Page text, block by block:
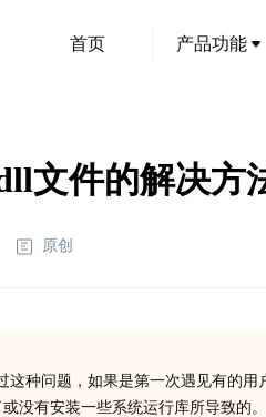
首页 产品功能
文件的解决方
原创
种问题，如果是第一次遇见有的用
没有安装一些系统运行库所导致的。